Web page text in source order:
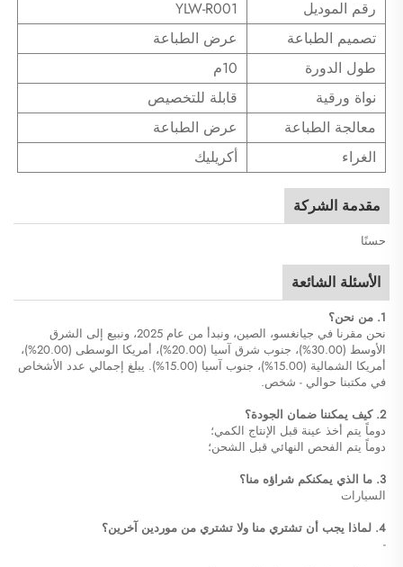
رقم الموديل
YLW-R001
تصميم الطباعة
عرض الطباعة
طول الدورة
10م
نواة ورقية
قابلة للتخصيص
معالجة الطباعة
عرض الطباعة
الغراء
أكريليك
مقدمة الشركة
حسنًا
الأسئلة الشائعة
1. من نحن؟
نحن مقرنا في جيانغسو، الصين، ونبدأ من عام 2025، ونبيع إلى الشرق
الأوسط (30.00%)، جنوب شرق آسيا (20.00%)، أمريكا الوسطى (20.00%)،
أمريكا الشمالية (15.00%)، جنوب آسيا (15.00%). يبلغ إجمالي عدد الأشخاص
في مكتبنا حوالي - شخص.
2. كيف يمكننا ضمان الجودة؟
دوماً يتم أخذ عينة قبل الإنتاج الكمي؛
دوماً يتم الفحص النهائي قبل الشحن؛
3. ما الذي يمكنكم شراؤه منا؟
السيارات
4. لماذا يجب أن تشتري منا ولا تشتري من موردين آخرين؟
-